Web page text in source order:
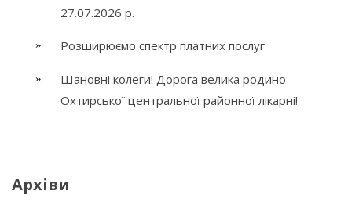
27.07.2026 р.
Розширюємо спектр платних послуг
Шановні колеги! Дорога велика родино
Охтирської центральної районної лікарні!
Архіви